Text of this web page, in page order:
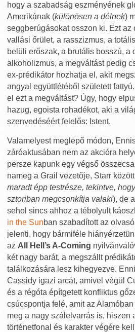
hogy a szabadság eszményének
Amerikának (különösen a délnek)
seggberúgásokat osszon ki. Ezt az
vallási őrület, a rasszizmus, a
belüli erőszak, a brutális bosszú, a
alkoholizmus, a megváltást pedig
ex-prédikátor hozhatja el, akit
angyal együttlétéből született
el ezt a megváltást? Úgy, hogy
hazug, egoista rohadékot, aki a
szenvedéséért felelős: Istent.
Valamelyest meglepő módon,
záróaktusában nem az akcióra
persze kapunk egy végső
nameg a Grail vezetője, Starr
maradt épp testrésze, tekintve,
sztoriban megcsonkítja valaki), de
sehol sincs ahhoz a tébolyult
in the Sunban szabadított az
jelenti, hogy bármiféle
az All Hell’s A-Coming
két nagy barát, a megszállt
találkozására lesz kihegyezve.
Cassidy igazi arcát, amivel végül
és a régóta építgetett konfliktus
csúcspontja felé, amit az
meg a nagy szálelvarrás is, hiszen
történetfonal és karakter végére